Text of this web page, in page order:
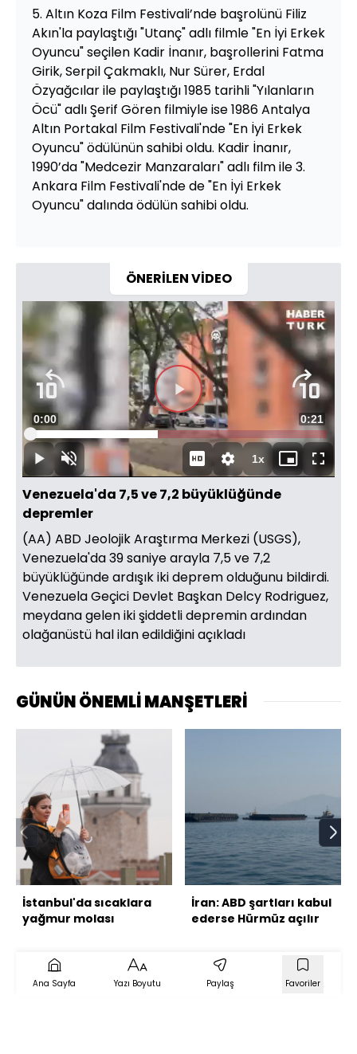
5. Altın Koza Film Festivali’nde başrolünü Filiz
Akın'la paylaştığı "Utanç" adlı filmle "En İyi Erkek
Oyuncu" seçilen Kadir İnanır, başrollerini Fatma
Girik, Serpil Çakmaklı, Nur Sürer, Erdal
Özyağcılar ile paylaştığı 1985 tarihli "Yılanların
Öcü" adlı Şerif Gören filmiyle ise 1986 Antalya
Altın Portakal Film Festivali'nde "En İyi Erkek
Oyuncu" ödülünün sahibi oldu. Kadir İnanır,
1990’da "Medcezir Manzaraları" adlı film ile 3.
Ankara Film Festivali'nde de "En İyi Erkek
Oyuncu" dalında ödülün sahibi oldu.
ÖNERİLEN VİDEO
DuraklatSesi
Aç
Süre
0:00 Toplam
Süre
0:21
Yüklendi:
42.90%
1xOynatma
Hızı
Mini
oynatıcı
Tam
Ekran
Venezuela'da 7,5 ve 7,2 büyüklüğünde
depremler
(AA) ABD Jeolojik Araştırma Merkezi (USGS),
Venezuela'da 39 saniye arayla 7,5 ve 7,2
büyüklüğünde ardışık iki deprem olduğunu bildirdi.
Venezuela Geçici Devlet Başkan Delcy Rodriguez,
meydana gelen iki şiddetli depremin ardından
olağanüstü hal ilan edildiğini açıkladı
GÜNÜN ÖNEMLİ MANŞETLERİ
İstanbul'da sıcaklara
yağmur molası
İran: ABD şartları kabul
ederse Hürmüz açılır
Ana Sayfa Yazı Boyutu Paylaş Favoriler